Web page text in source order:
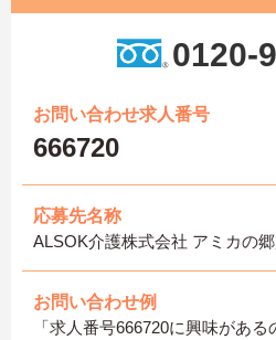
0120-
お問い合わせ求人番号
666720
応募先名称
ALSOK介護株式会社 アミカの
お問い合わせ例
「求人番号666720に興味があ